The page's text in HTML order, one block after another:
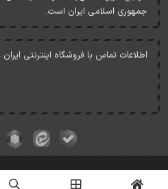
جمهوری اسلامی ايران است.
اطلاعات تماس با فروشگاه اینترنتی